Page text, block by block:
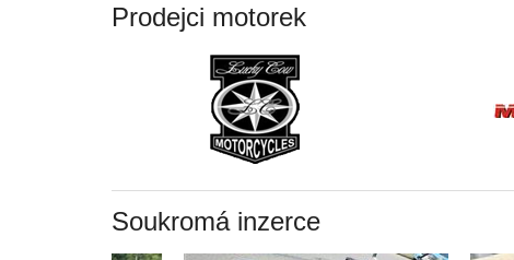
Prodejci motorek
Soukromá inzerce